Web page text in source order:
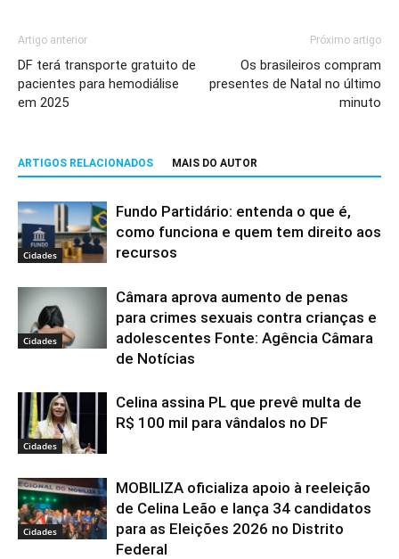
Artigo anterior
DF terá transporte gratuito de
pacientes para hemodiálise
em 2025
Próximo artigo
Os brasileiros compram
presentes de Natal no último
minuto
ARTIGOS RELACIONADOS MAIS DO AUTOR
Cidades
Fundo Partidário: entenda o que é,
como funciona e quem tem direito aos
recursos
Cidades
Câmara aprova aumento de penas
para crimes sexuais contra crianças e
adolescentes Fonte: Agência Câmara
de Notícias
Cidades
Celina assina PL que prevê multa de
R$ 100 mil para vândalos no DF
Cidades
MOBILIZA oficializa apoio à reeleição
de Celina Leão e lança 34 candidatos
para as Eleições 2026 no Distrito
Federal